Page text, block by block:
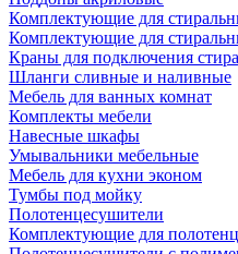
Комплектующие для
Комплектующие для
Краны для подключения
Шланги сливные и наливные
Мебель для ванных комнат
Комплекты мебели
Навесные шкафы
Умывальники мебельные
Мебель для кухни эконом
Тумбы под мойку
Полотенцесушители
Комплектующие для